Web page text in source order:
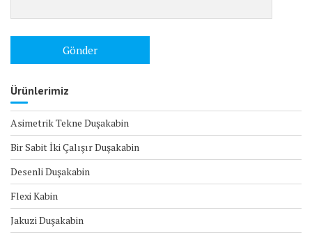
Ürünlerimiz
Asimetrik Tekne Duşakabin
Bir Sabit İki Çalışır Duşakabin
Desenli Duşakabin
Flexi Kabin
Jakuzi Duşakabin